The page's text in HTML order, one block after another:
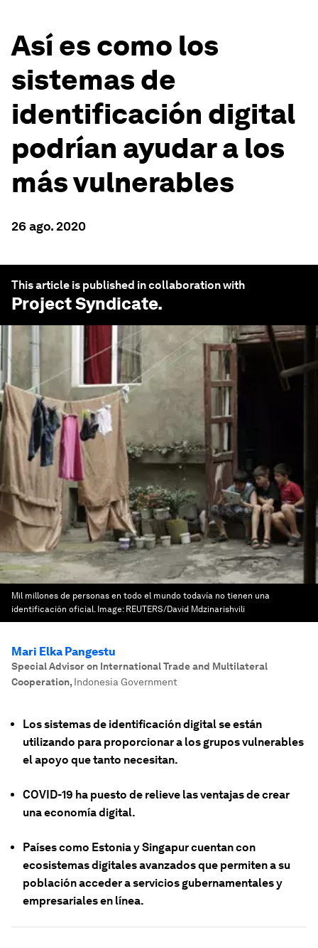
Así es como los
sistemas de
identificación digital
podrían ayudar a los
más vulnerables
26 ago. 2020
This article is published in collaboration with
Project Syndicate.
Mil millones de personas en todo el mundo todavía no tienen una
identificación oficial. Image: REUTERS/David Mdzinarishvili
Mari Elka Pangestu
Special Advisor on International Trade and Multilateral
Cooperation, Indonesia Government
Los sistemas de identificación digital se están
utilizando para proporcionar a los grupos vulnerables
el apoyo que tanto necesitan.
COVID-19 ha puesto de relieve las ventajas de crear
una economía digital.
Países como Estonia y Singapur cuentan con
ecosistemas digitales avanzados que permiten a su
población acceder a servicios gubernamentales y
empresariales en línea.